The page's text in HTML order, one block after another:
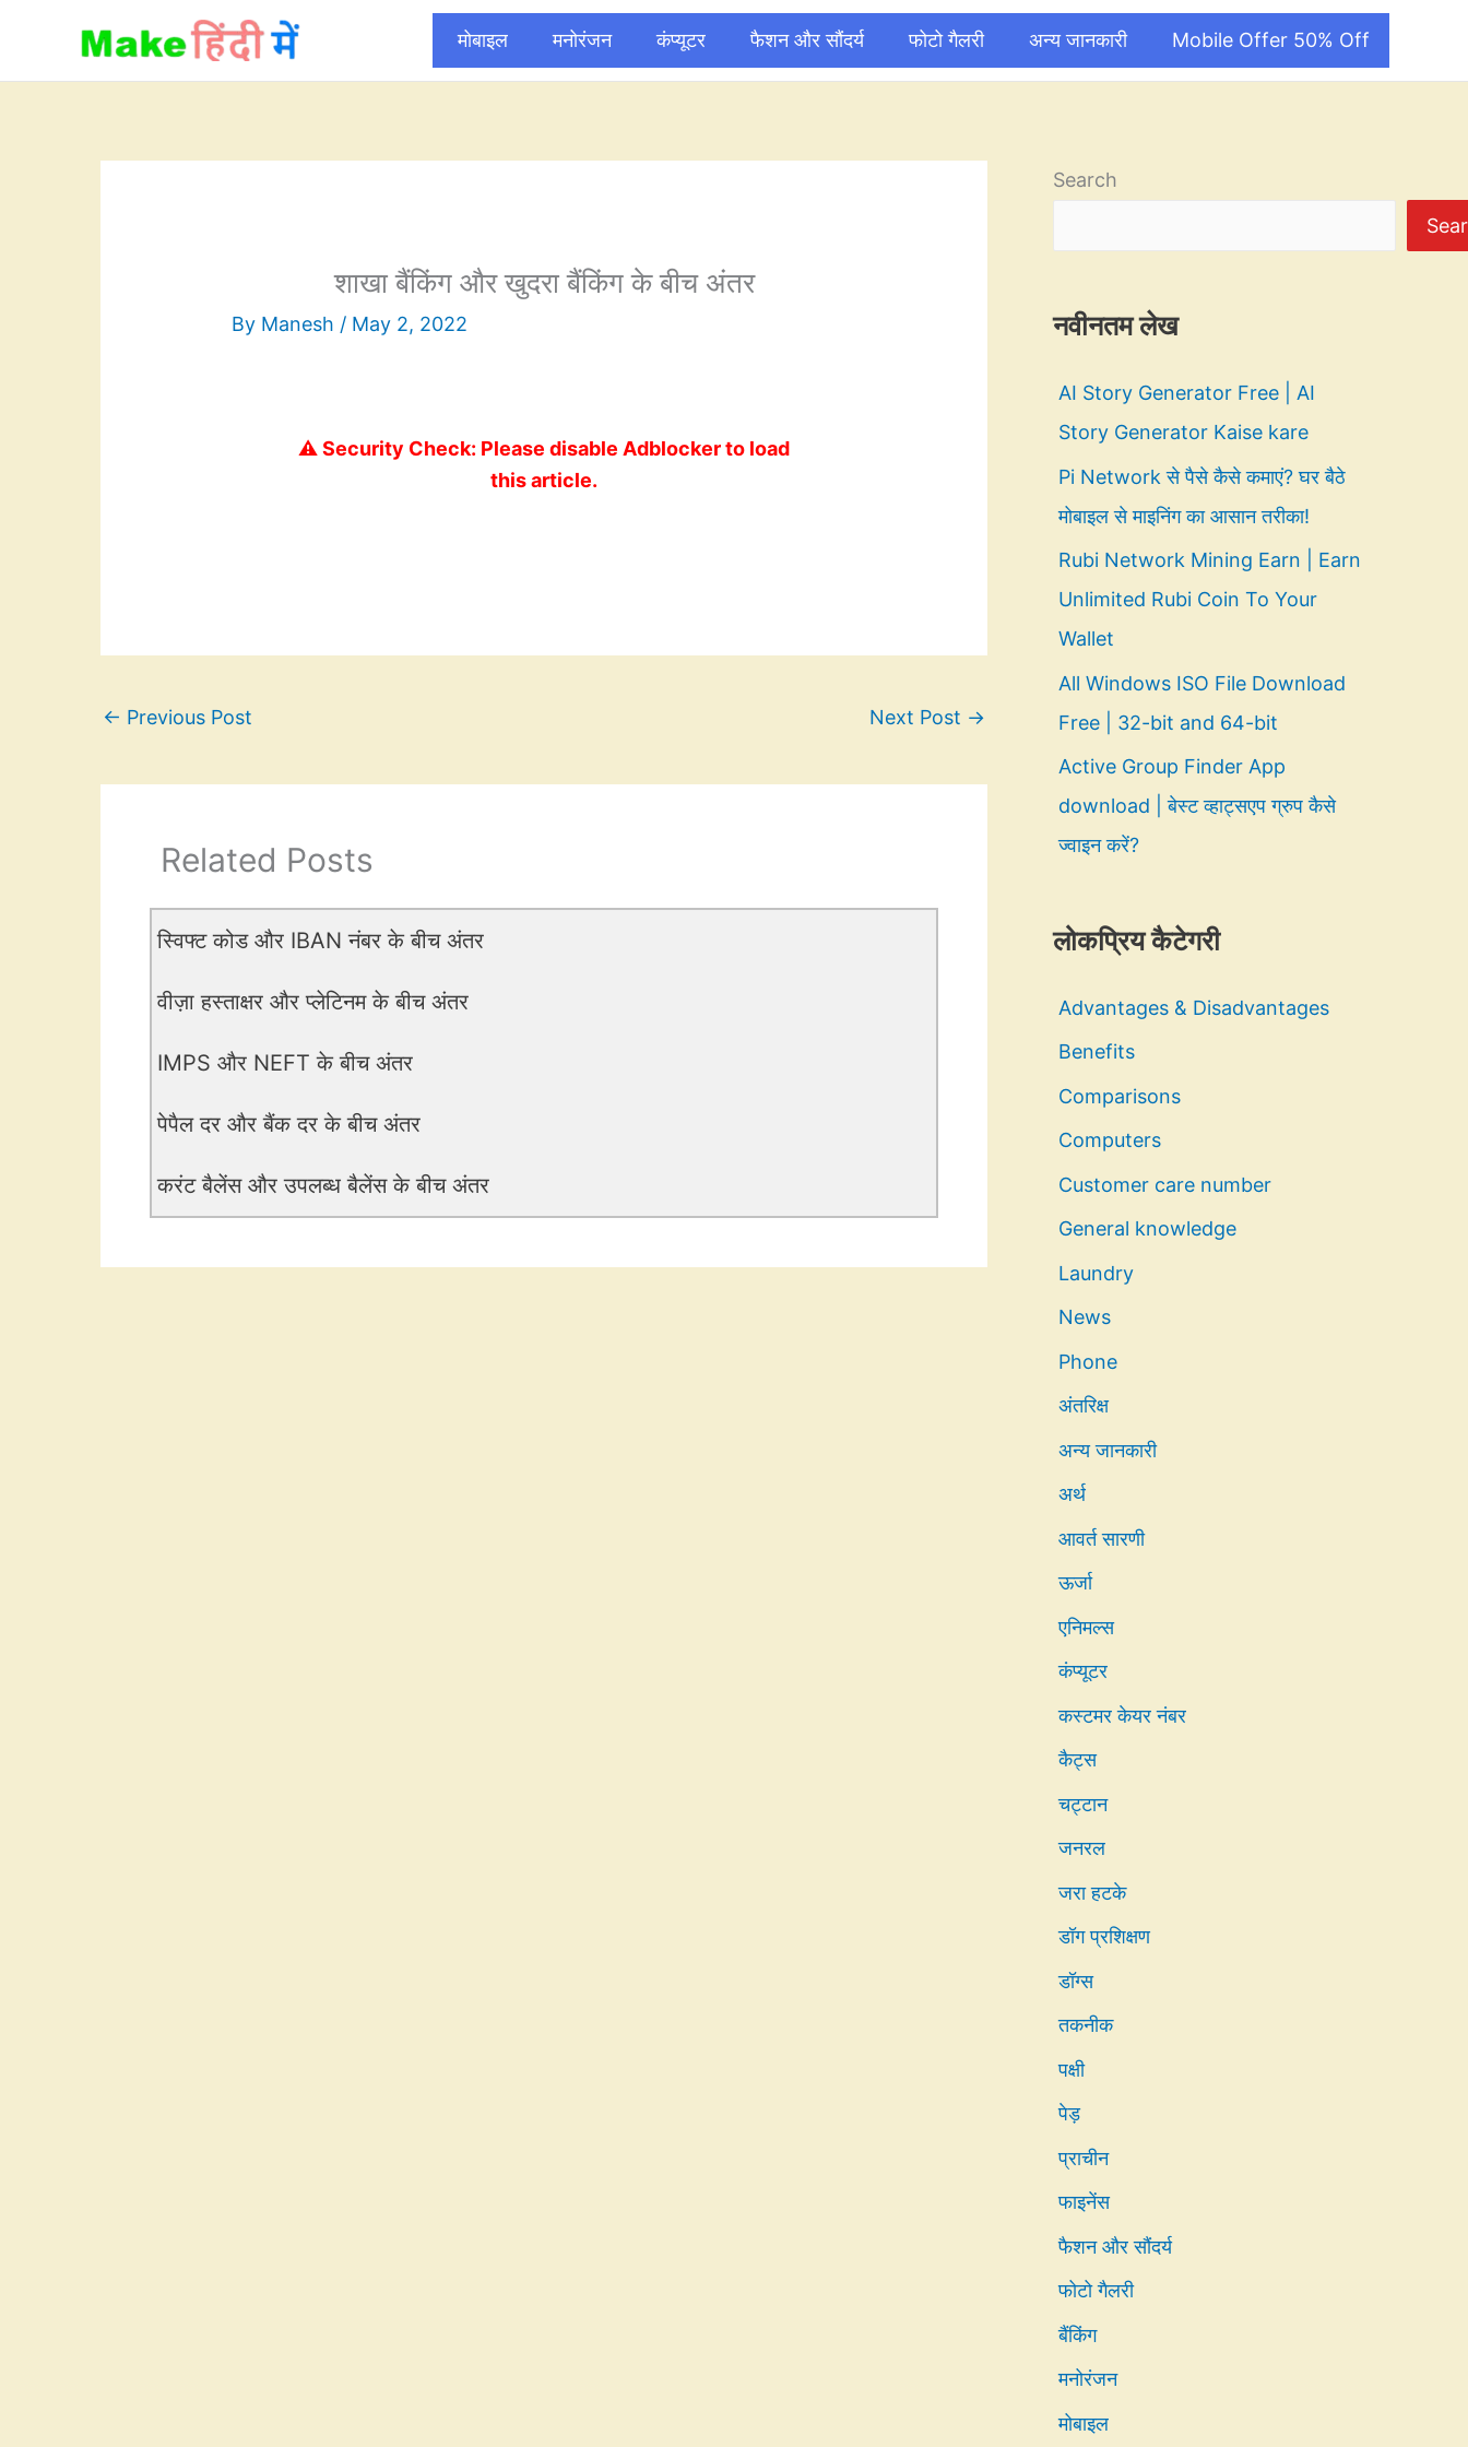
content
मोबाइल मनोरंजन कंप्यूटर फैशन और सौंदर्य फोटो गैलरी अन्य जानकारी Mobile Offer 50% Off
शाखा बैंकिंग और खुदरा बैंकिंग के बीच अंतर
By Manesh / May 2, 2022
⚠️ Security Check: Please disable Adblocker to load
this article.
← Previous Post Next Post →
Related Posts
स्विफ्ट कोड और IBAN नंबर के बीच अंतर
वीज़ा हस्ताक्षर और प्लेटिनम के बीच अंतर
IMPS और NEFT के बीच अंतर
पेपैल दर और बैंक दर के बीच अंतर
करंट बैलेंस और उपलब्ध बैलेंस के बीच अंतर
Search
नवीनतम लेख
AI Story Generator Free | AI
Story Generator Kaise kare
Pi Network से पैसे कैसे कमाएं? घर बैठे
मोबाइल से माइनिंग का आसान तरीका!
Rubi Network Mining Earn | Earn
Unlimited Rubi Coin To Your
Wallet
All Windows ISO File Download
Free | 32-bit and 64-bit
Active Group Finder App
download | बेस्ट व्हाट्सएप ग्रुप कैसे
ज्वाइन करें?
लोकप्रिय कैटेगरी
Advantages & Disadvantages
Benefits
Comparisons
Computers
Customer care number
General knowledge
Laundry
News
Phone
अंतरिक्ष
अन्य जानकारी
अर्थ
आवर्त सारणी
ऊर्जा
एनिमल्स
कंप्यूटर
कस्टमर केयर नंबर
कैट्स
चट्टान
जनरल
जरा हटके
डॉग प्रशिक्षण
डॉग्स
तकनीक
पक्षी
पेड़
प्राचीन
फाइनेंस
फैशन और सौंदर्य
फोटो गैलरी
बैंकिंग
मनोरंजन
मोबाइल